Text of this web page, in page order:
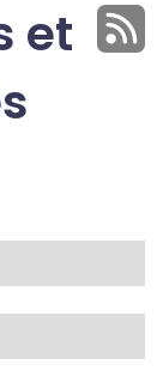
et